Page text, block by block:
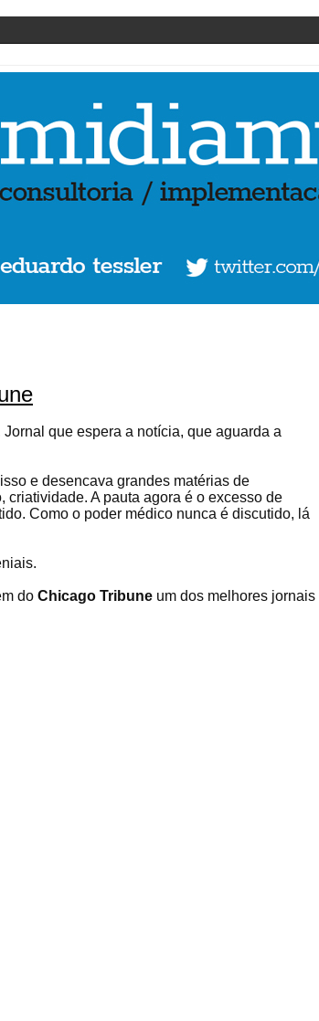
que espera a notícia, que aguarda a
e desencava grandes matérias de
A pauta agora é o excesso de
Como o poder médico nunca é discutido, lá
do Chicago Tribune um dos melhores jornais